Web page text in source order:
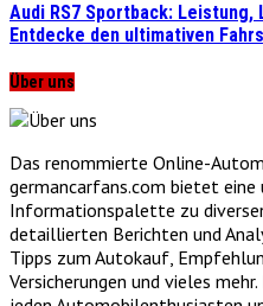
Audi RS7 Sportback: Leistung,
Entdecke den ultimativen
Über uns
Das renommierte Online-
germancarfans.com bietet eine
Informationspalette zu
detaillierten Berichten und
Tipps zum Autokauf,
Versicherungen und vieles